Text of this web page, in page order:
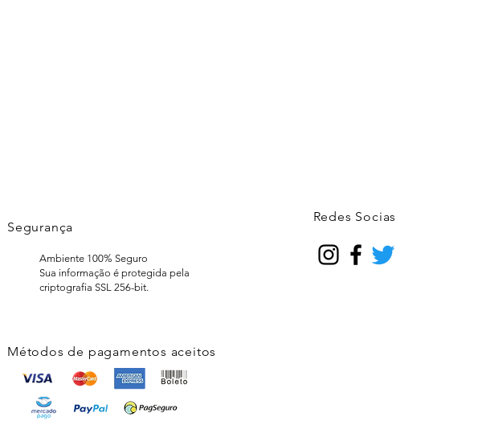
Segurança
Ambiente 100% Seguro
Sua informação é protegida pela
criptografia SSL 256-bit.
Métodos de pagamentos aceitos
Redes Socias